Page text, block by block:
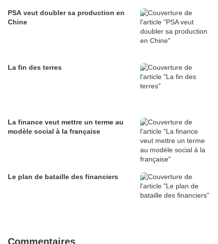
PSA veut doubler sa production en
Chine
La fin des terres
La finance veut mettre un terme au
modèle social à la française
Le plan de bataille des financiers
Commentaires